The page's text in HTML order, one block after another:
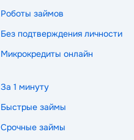
Роботы займов
Без подтверждения личности
Микрокредиты онлайн
За 1 минуту
Быстрые займы
Срочные займы